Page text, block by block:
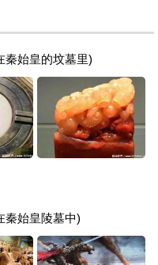
秦始皇的坟墓里)
秦始皇陵墓中)